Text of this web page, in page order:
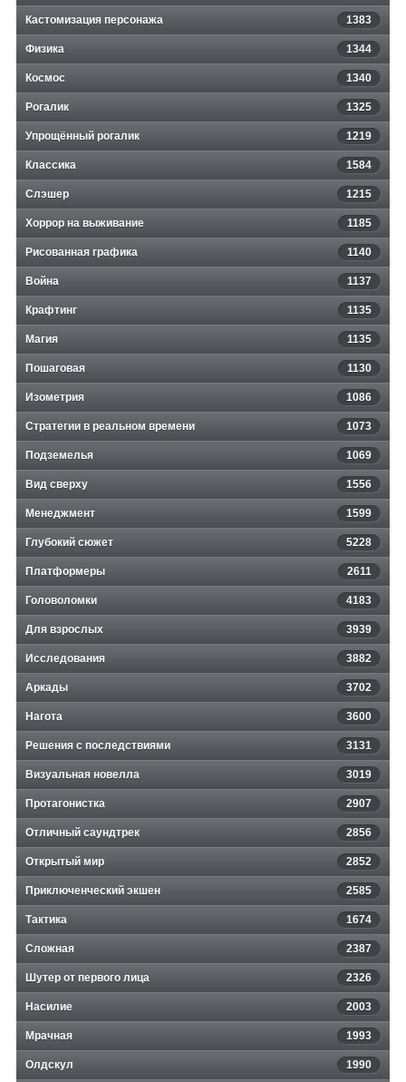
Кастомизация персонажа 1383
Физика 1344
Космос 1340
Рогалик 1325
Упрощённый рогалик 1219
Классика 1584
Слэшер 1215
Хоррор на выживание 1185
Рисованная графика 1140
Война 1137
Крафтинг 1135
Магия 1135
Пошаговая 1130
Изометрия 1086
Стратегии в реальном времени 1073
Подземелья 1069
Вид сверху 1556
Менеджмент 1599
Глубокий сюжет 5228
Платформеры 2611
Головоломки 4183
Для взрослых 3939
Исследования 3882
Аркады 3702
Нагота 3600
Решения с последствиями 3131
Визуальная новелла 3019
Протагонистка 2907
Отличный саундтрек 2856
Открытый мир 2852
Приключенческий экшен 2585
Тактика 1674
Сложная 2387
Шутер от первого лица 2326
Насилие 2003
Мрачная 1993
Олдскул 1990